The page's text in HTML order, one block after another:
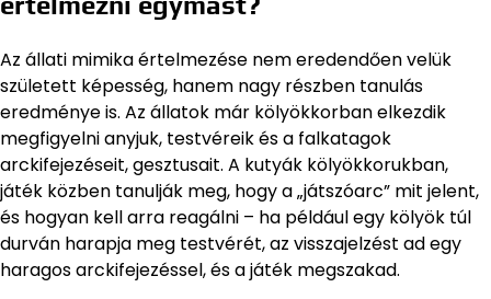
Az állati mimika értelmezése nem eredendően velük
született képesség, hanem nagy részben tanulás
eredménye is. Az állatok már kölyökkorban elkezdik
megfigyelni anyjuk, testvéreik és a falkatagok
arckifejezéseit, gesztusait. A kutyák kölyökkorukban,
játék közben tanulják meg, hogy a „játszóarc” mit jelent,
és hogyan kell arra reagálni – ha például egy kölyök túl
durván harapja meg testvérét, az visszajelzést ad egy
haragos arckifejezéssel, és a játék megszakad.